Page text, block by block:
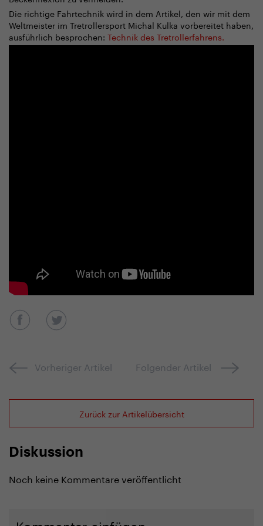
Die richtige Fahrtechnik wird in dem Artikel, den wir mit dem
Weltmeister im Tretrollersport Michal Kulka vorbereitet haben,
ausführlich besprochen: Technik des Tretrollerfahrens.
Vorheriger Artikel Folgender Artikel
Zurück zur Artikelübersicht
Diskussion
Noch keine Kommentare veröffentlicht